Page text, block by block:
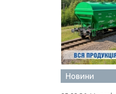
Новини